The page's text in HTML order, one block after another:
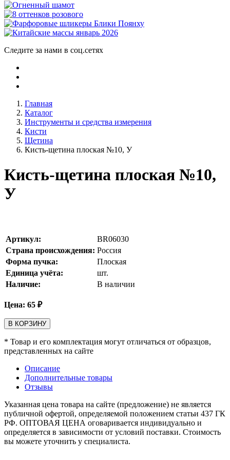
Следите за нами в соц.сетях
Главная
Каталог
Инструменты и средства измерения
Кисти
Щетина
Кисть-щетина плоская №10, У
Кисть-щетина плоская №10,
У
Артикул:
BR06030
Страна происхождения: Россия
Форма пучка:
Плоская
Единица учёта:
шт.
Наличие:
В наличии
Цена: 65 ₽
В КОРЗИНУ
* Товар и его комплектация могут отличаться от образцов,
представленных на сайте
Описание
Дополнительные товары
Отзывы
Указанная цена товара на сайте (предложение) не является
публичной офертой, определяемой положением статьи 437 ГК
РФ. ОПТОВАЯ ЦЕНА оговаривается индивидуально и
определяется в зависимости от условий поставки. Стоимость
вы можете уточнить у специалиста.